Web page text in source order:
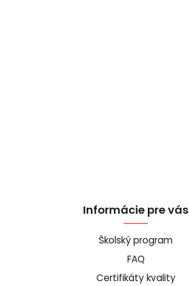
Informácie pre vás
Školský program
FAQ
Certifikáty kvality